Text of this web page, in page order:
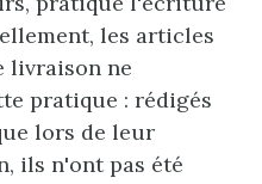
les articles
livraison ne
pratique : rédigés
lors de leur
ils n'ont pas été